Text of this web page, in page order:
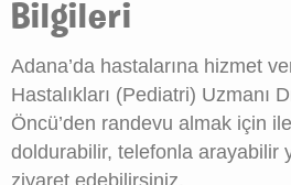
Bilgileri
Adana’da hastalarına hizmet
Hastalıkları (Pediatri) Uzmanı
Öncü’den randevu almak için
doldurabilir, telefonla arayabilir
ziyaret edebilirsiniz.